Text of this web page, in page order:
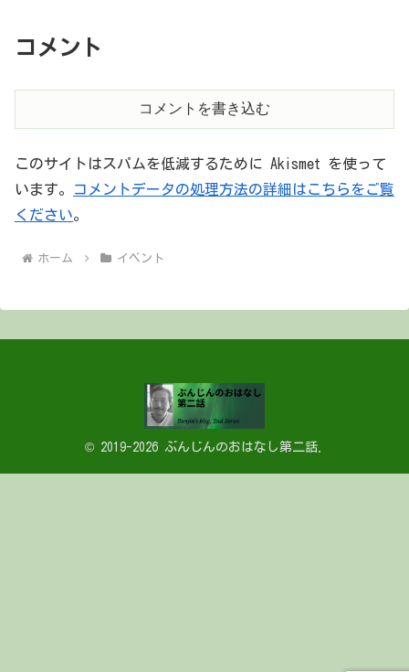
コメント
コメントを書き込む
このサイトはスパムを低減するために Akismet を使って
います。
コメントデータの処理方法の詳細はこちらをご覧
ください。
ホーム イベント
© 2019-2026 ぶんじんのおはなし第二話.